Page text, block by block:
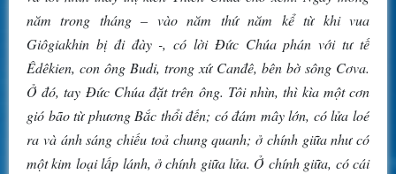
năm trong tháng – vào năm thứ năm kể từ khi vua
Giôgiakhin bị đi đày -, có lời Đức Chúa phán với tư tế
Êdêkien, con ông Budi, trong xứ Canđê, bên bờ sông Cơva.
Ở đó, tay Đức Chúa đặt trên ông. Tôi nhìn, thì kìa một cơn
gió bão từ phương Bắc thổi đến; có đám mây lớn, có lửa loé
ra và ánh sáng chiếu toả chung quanh; ở chính giữa như có
một kim loại lấp lánh, ở chính giữa lửa. Ở chính giữa, có cái